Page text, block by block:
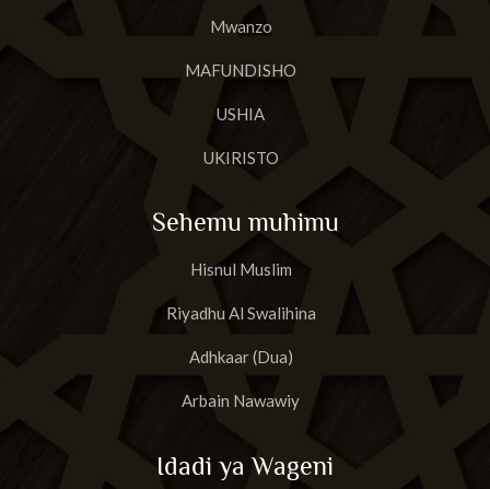
Mwanzo
MAFUNDISHO
USHIA
UKIRISTO
Sehemu muhimu
Hisnul Muslim
Riyadhu Al Swalihina
Adhkaar (Dua)
Arbain Nawawiy
Idadi ya Wageni